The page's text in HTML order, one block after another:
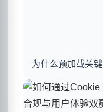
为什么预加载关